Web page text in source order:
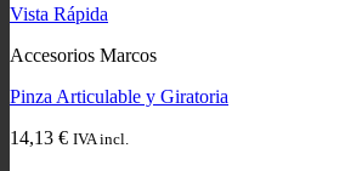
Vista Rápida
Accesorios Marcos
Pinza Articulable y Giratoria
14,13 € IVA incl.